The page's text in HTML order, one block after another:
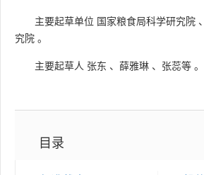
主要起草单位 国家粮食局科学研究院 、
究院 。
主要起草人 张东 、 薛雅琳 、 张蕊等 。
目录